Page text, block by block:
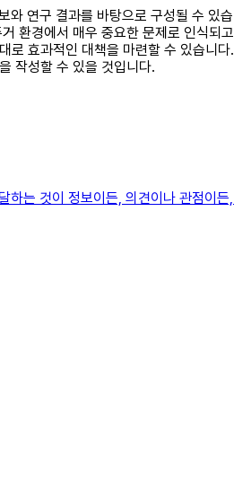
연구 결과를 바탕으로 구성될 수 있
경에서 매우 중요한 문제로 인식되
효과적인 대책을 마련할 수 있습니
작성할 수 있을 것입니다.
것이 정보이든, 의견이나 관점이